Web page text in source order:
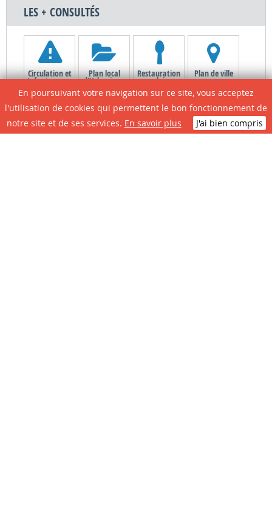
LES + CONSULTÉS
Circulation et
Infos travaux
Plan local
d'Urbanisme
Restauration
scolaire
Plan de ville
Le site de A à Z Contactez la Associations Portail
En poursuivant votre navigation sur ce site, vous acceptez
l'utilisation de cookies qui permettent le bon fonctionnement de
notre site et de ses services. En savoir plus J'ai bien compris